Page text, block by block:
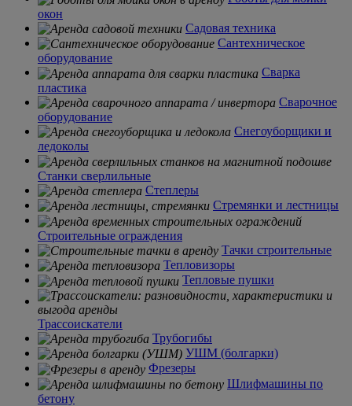
окон
Садовая техника
Сантехническое
оборудование
Сварка
пластика
Сварочное
оборудование
Снегоуборщики и
ледоколы
Станки сверлильные
Степлеры
Стремянки и лестницы
Строительные ограждения
Тачки строительные
Тепловизоры
Тепловые пушки
Трассоискатели
Трубогибы
УШМ (болгарки)
Фрезеры
Шлифмашины по
бетону